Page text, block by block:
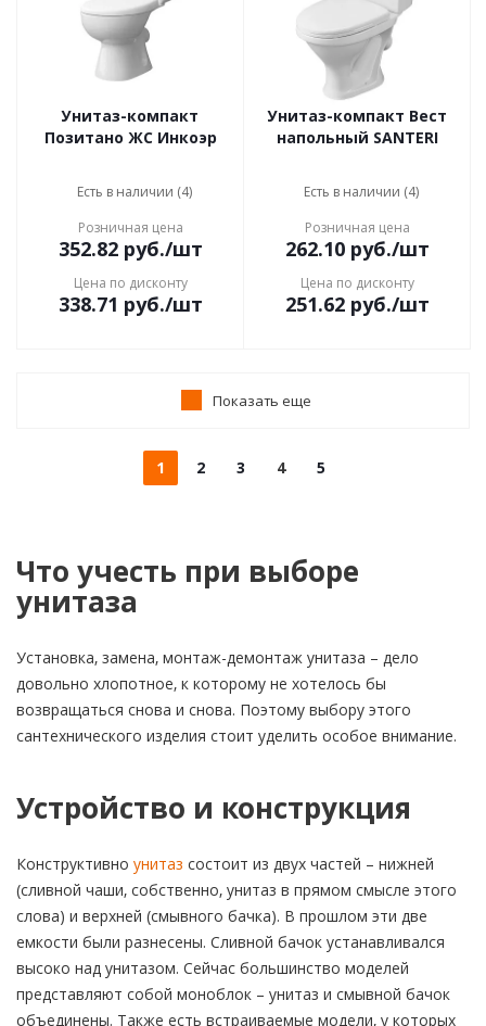
Унитаз-компакт
Позитано ЖС Инкоэр
Есть в наличии (4)
Розничная цена
352.82руб./шт
Цена по дисконту
338.71 руб./шт
Унитаз-компакт Вест
напольный SANTERI
Есть в наличии (4)
Розничная цена
262.10руб./шт
Цена по дисконту
251.62руб./шт
Показать еще
1 2 3 4 5
Что учесть при выборе
унитаза
Установка, замена, монтаж-демонтаж унитаза – дело
довольно хлопотное, к которому не хотелось бы
возвращаться снова и снова. Поэтому выбору этого
сантехнического изделия стоит уделить особое внимание.
Устройство и конструкция
Конструктивно унитаз состоит из двух частей – нижней
(сливной чаши, собственно, унитаз в прямом смысле этого
слова) и верхней (смывного бачка). В прошлом эти две
емкости были разнесены. Сливной бачок устанавливался
высоко над унитазом. Сейчас большинство моделей
представляют собой моноблок – унитаз и смывной бачок
объединены. Также есть встраиваемые модели, у которых